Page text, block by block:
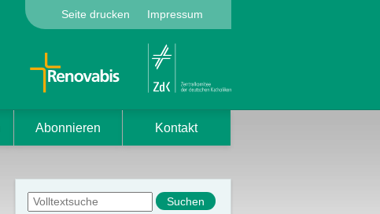
Seite drucken Impressum
Abonnieren Kontakt
Suchformular Suche